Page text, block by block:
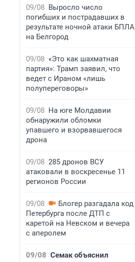
09/08 Выросло число
погибших и пострадавших в
результате ночной атаки БПЛА
на Белгород
09/08 «Это как шахматная
партия»: Трамп заявил, что
ведет с Ираном «лишь
полупереговоры»
09/08 На юге Молдавии
обнаружили обломки
упавшего и взорвавшегося
дрона
09/08 285 дронов ВСУ
атаковали в воскресенье 11
регионов России
09/08
Блогер разгадала код
Петербурга после ДТП с
каретой на Невском и вечера
с аперолем
09/08 Семак объяснил